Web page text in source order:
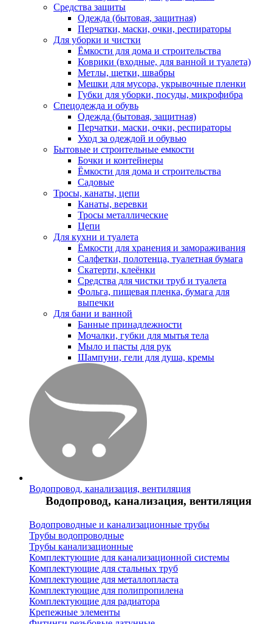
Средства защиты
Одежда (бытовая, защитная)
Перчатки, маски, очки, респираторы
Для уборки и чистки
Ёмкости для дома и строительства
Коврики (входные, для ванной и туалета)
Метлы, щетки, швабры
Мешки для мусора, укрывочные пленки
Губки для уборки, посуды, микрофибра
Спецодежда и обувь
Одежда (бытовая, защитная)
Перчатки, маски, очки, респираторы
Уход за одеждой и обувью
Бытовые и строительные емкости
Бочки и контейнеры
Ёмкости для дома и строительства
Садовые
Тросы, канаты, цепи
Канаты, веревки
Тросы металлические
Цепи
Для кухни и туалета
Ёмкости для хранения и замораживания
Салфетки, полотенца, туалетная бумага
Скатерти, клеёнки
Средства для чистки труб и туалета
Фольга, пищевая пленка, бумага для
выпечки
Для бани и ванной
Банные принадлежности
Мочалки, губки для мытья тела
Мыло и пасты для рук
Шампуни, гели для душа, кремы
Водопровод, канализация, вентиляция
Водопровод, канализация, вентиляция
Водопроводные и канализационные трубы
Трубы водопроводные
Трубы канализационные
Комплектующие для канализационной системы
Комплектующие для стальных труб
Комплектующие для металлопласта
Комплектующие для полипропилена
Комплектующие для радиатора
Крепежные элементы